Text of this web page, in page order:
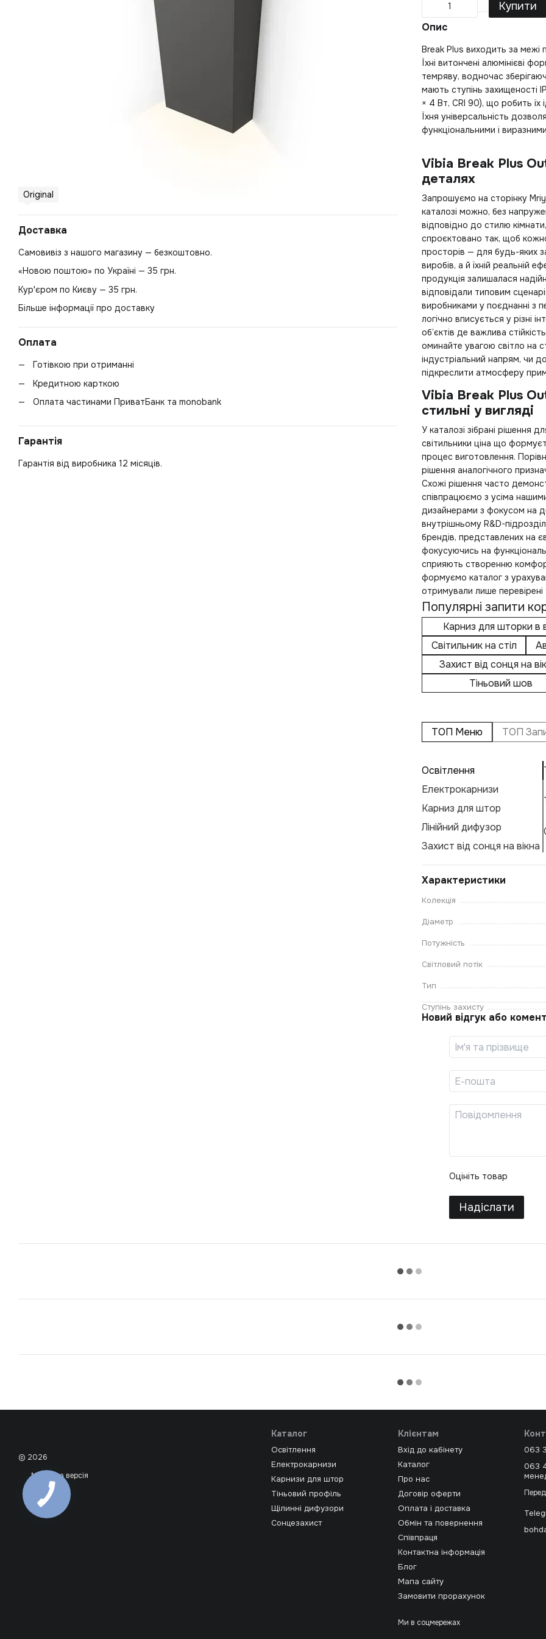
Original
Доставка
Самовивіз з нашого магазину — безкоштовно.
«Новою поштою» по Україні — 35 грн.
Кур'єром по Києву — 35 грн.
Більше інформації про доставку
Оплата
Готівкою при отриманні
Кредитною карткою
Оплата частинами ПриватБанк та monobank
Гарантія
Гарантія від виробника 12 місяців.
Купити
Опис
Break Plus виходить за межі
Їхні витончені алюмінієві
темряву, водночас
мають ступінь захищеності
× 4 Вт, CRI 90), що робить їх
Їхня універсальність
функціональними і
Vibia Break Plus
деталях
Запрошуємо на сторінку
каталозі можно, без
відповідно до стилю
спроєктовано так, щоб
просторів — для будь-яких
виробів, а й їхній реальній
продукція залишалася
відповідали типовим
виробниками у поєднанні з
логічно вписується у різні
об’єктів де важлива
оминайте увагою світло на
індустріальний напрям, чи
підкреслити атмосферу
Vibia Break Plus
стильні у вигляді
У каталозі зібрані рішення
світильники ціна що
процес виготовлення.
рішення аналогічного
Схожі рішення часто
співпрацюємо з усіма
дизайнерами з фокусом на
внутрішньому R&D-
брендів, представлених на
фокусуючись на
сприяють створенню
формуємо каталог з
отримували лише
Популярні запити
Карниз для шторки в
Світильник на стіл
Захист від сонця на
Тіньовий шов
ТОП Меню ТОП
Освітлення
Електрокарнизи
Карниз для штор
Лінійний дифузор
Захист від сонця на вікна
Характеристики
Колекція
Діаметр
Потужність
Світловий потік
Тип
Ступінь захисту
Новий відгук або
Оцініть товар
Надіслати
© 2026
Мобільна версія
Каталог
Освітлення
Електрокарнизи
Карнизи для штор
Тіньовий профіль
Щілинні дифузори
Сонцезахист
Клієнтам
Вхід до кабінету
Каталог
Про нас
Договір оферти
Оплата і доставка
Обмін та повернення
Співпраця
Контактна інформація
Блог
Мапа сайту
Замовити прорахунок
Ми в соцмережах
063
063